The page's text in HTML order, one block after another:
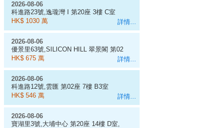
詳情...
2026-08-06
科進路23號,逸瓏灣 I 第20座 3樓 C室
HK$ 1030 萬
詳情...
2026-08-06
優景里63號,SILICON HILL 翠景閣 第02
座 7樓 A6室
HK$ 675 萬
詳情...
2026-08-06
科進路12號,雲匯 第02座 7樓 B3室
HK$ 546 萬
2026-08-06
寶湖里3號,大埔中心 第20座 14樓 D室,